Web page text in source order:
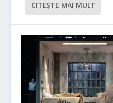
CITEŞTE MAI MULT